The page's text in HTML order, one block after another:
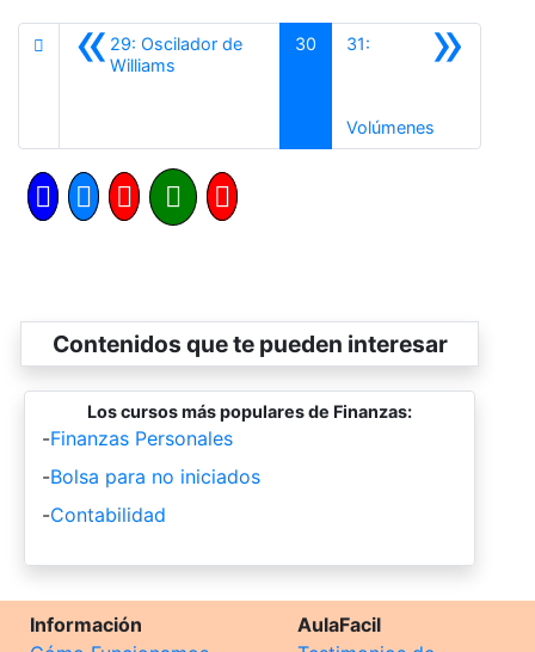
«29: Oscilador de
Williams
30 »
31:
VolúmenesSiguiente
Contenidos que te pueden interesar
Los cursos más populares de Finanzas:
-Finanzas Personales
-Bolsa para no iniciados
-Contabilidad
Información
AulaFacil